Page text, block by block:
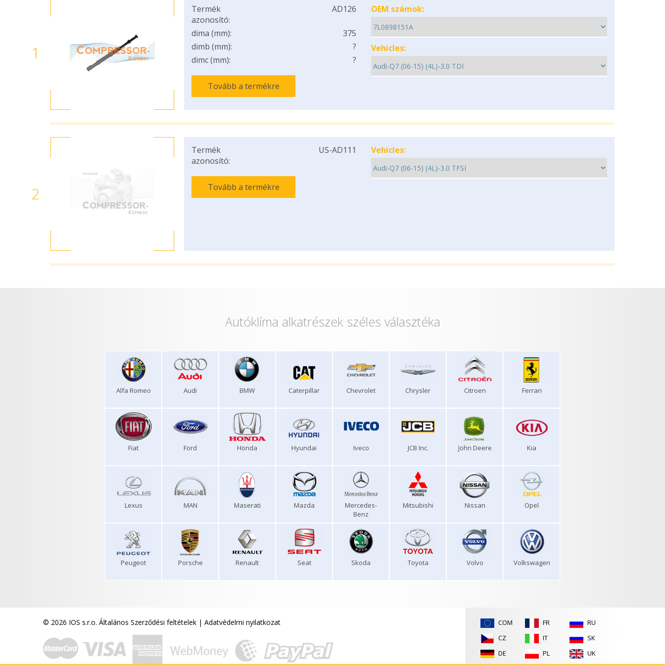
1
Termék
azonosító:
AD126
dima (mm):
375
dimb (mm):
?
dimc (mm):
?
Tovább a termékre
OEM számok:
Vehicles:
2
Termék
azonosító:
US-AD111
Tovább a termékre
Vehicles:
Autóklíma alkatrészek széles választéka
Alfa Romeo Audi BMW Caterpillar Chevrolet Chrysler Citroen Ferrari
Fiat Ford Honda Hyundai Iveco JCB Inc. John Deere Kia
Lexus MAN Maserati Mazda
Mercedes-
Benz
Mitsubishi Nissan Opel
Peugeot Porsche Renault Seat Skoda Toyota Volvo Volkswagen
© 2026 IOS s.r.o. Általános Szerződési feltételek | Adatvédelmi nyilatkozat
COM
CZ
DE
FR
IT
PL
RU
SK
UK